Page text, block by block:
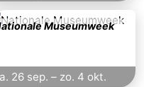
Museumweek
26 sep. – zo. 4 okt.